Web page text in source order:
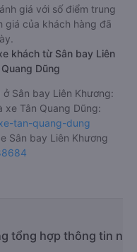
Tân Quang Dũng
giá với số điểm trung
của khách hàng đã
khách từ Sân bay Liên
Quang Dũng
Sân bay Liên Khương:
Tân Quang Dũng: